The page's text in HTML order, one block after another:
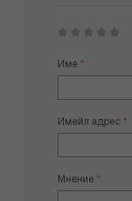
star
stars
stars
stars
stars
Име
Имейл адрес
Мнение